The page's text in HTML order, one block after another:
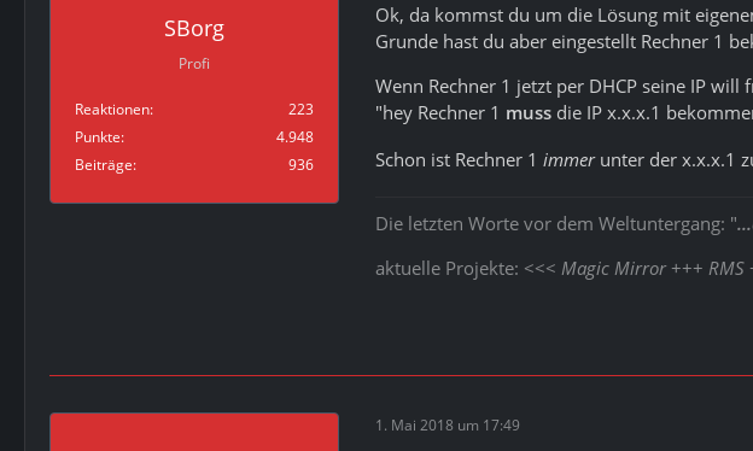
SBorg
Profi
Reaktionen
223
Punkte
4.948
Beiträge
936
Ok, da kommst du um die Lösung mit
Grunde hast du aber eingestellt Rechner 1
Wenn Rechner 1 jetzt per DHCP seine IP
"hey Rechner 1 muss die IP x.x.x.1
Schon ist Rechner 1 immerunter der x.x.x.1
Die letzten Worte vor dem Weltuntergang: "
aktuelle Projekte: <<< Magic Mirror+++ RMS
1. Mai 2018 um 17:49